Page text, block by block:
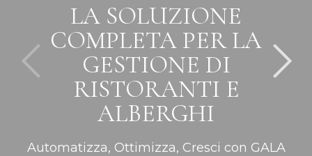
LA SOLUZIONE
COMPLETA PER LA
GESTIONE DI
RISTORANTI E
ALBERGHI
Automatizza, Ottimizza, Cresci con GALA